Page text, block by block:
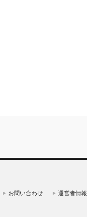
お問い合わせ 運営者情報